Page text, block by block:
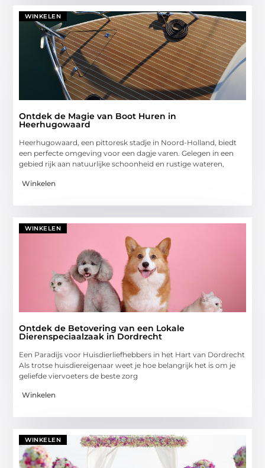
WINKELEN
Ontdek de Magie van Boot Huren in
Heerhugowaard
Heerhugowaard, een pittoresk stadje in Noord-Holland, biedt
een perfecte omgeving voor een dagje varen. Gelegen in een
gebied rijk aan natuurlijke schoonheid en rustige wateren,
Winkelen
WINKELEN
Ontdek de Betovering van een Lokale
Dierenspeciaalzaak in Dordrecht
Een Paradijs voor Huisdierliefhebbers in het Hart van Dordrecht
Als trotse huisdiereigenaar weet je hoe belangrijk het is om je
geliefde viervoeters de beste zorg
Winkelen
WINKELEN